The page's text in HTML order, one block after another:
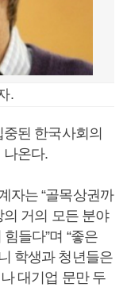
.
된 한국사회의
나온다.
자는 “골목상권까
거의 모든 분야
들다”며 “좋은
학생과 청년들은
대기업 문만 두